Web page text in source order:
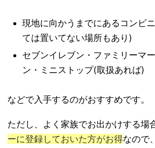
現地に向かうまでにあるコンビ
ては置いてない場所もあり)
セブンイレブン・ファミリーマ
ン・ミニストップ(取扱あれば)
などで入手するのがおすすめです。
ただし、よく家族でお出かけする場
ーに登録しておいた方がお得なので